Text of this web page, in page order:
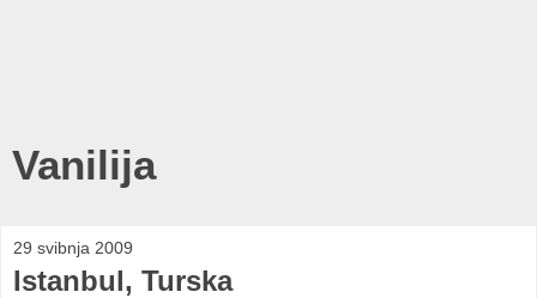
Vanilija
29 svibnja 2009
Istanbul, Turska